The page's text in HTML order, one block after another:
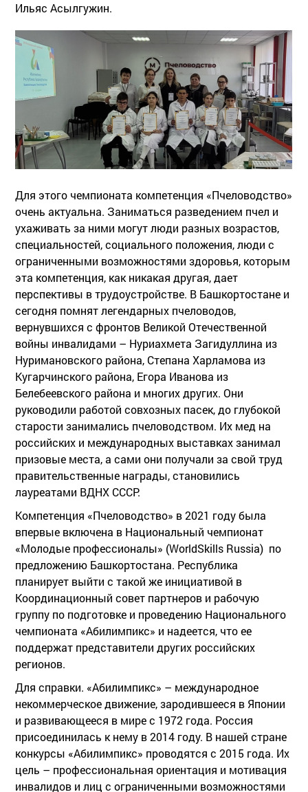
Ильяс Асылгужин.
Для этого чемпионата компетенция «Пчеловодство»
очень актуальна. Заниматься разведением пчел и
ухаживать за ними могут люди разных возрастов,
специальностей, социального положения, люди с
ограниченными возможностями здоровья, которым
эта компетенция, как никакая другая, дает
перспективы в трудоустройстве. В Башкортостане и
сегодня помнят легендарных пчеловодов,
вернувшихся с фронтов Великой Отечественной
войны инвалидами – Нуриахмета Загидуллина из
Нуримановского района, Степана Харламова из
Кугарчинского района, Егора Иванова из
Белебеевского района и многих других. Они
руководили работой совхозных пасек, до глубокой
старости занимались пчеловодством. Их мед на
российских и международных выставках занимал
призовые места, а сами они получали за свой труд
правительственные награды, становились
лауреатами ВДНХ СССР.
Компетенция «Пчеловодство» в 2021 году была
впервые включена в Национальный чемпионат
«Молодые профессионалы» (WorldSkills Russia) по
предложению Башкортостана. Республика
планирует выйти с такой же инициативой в
Координационный совет партнеров и рабочую
группу по подготовке и проведению Национального
чемпионата «Абилимпикс» и надеется, что ее
поддержат представители других российских
регионов.
Для справки. «Абилимпикс» – международное
некоммерческое движение, зародившееся в Японии
и развивающееся в мире с 1972 года. Россия
присоединилась к нему в 2014 году. В нашей стране
конкурсы «Абилимпикс» проводятся с 2015 года. Их
цель – профессиональная ориентация и мотивация
инвалидов и лиц с ограниченными возможностями